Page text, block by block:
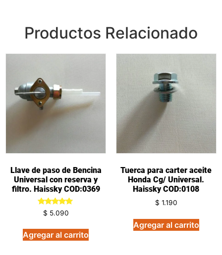
Productos Relacionado
Llave de paso de Bencina
Universal con reserva y
filtro. Haissky COD:0369
Valorado
en
de 5
$ 5.090
Agregar al carrito
Tuerca para carter aceite
Honda Cg/ Universal.
Haissky COD:0108
$ 1.190
Agregar al carrito